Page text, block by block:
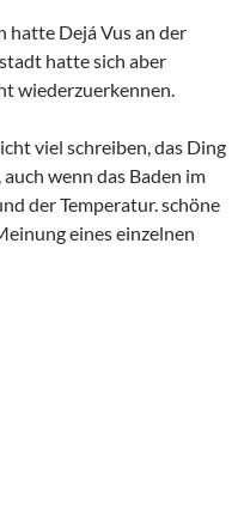
hatte Dejá Vus an der
hatte sich aber
wiederzuerkennen.
viel schreiben, das Ding
wenn das Baden im
der Temperatur. schöne
eines einzelnen